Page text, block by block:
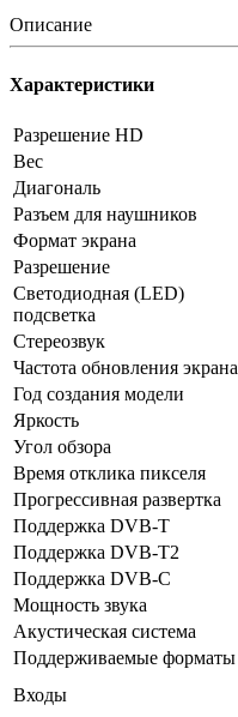
Описание
Характеристики
Разрешение HD
Вес
Диагональ
Разъем для наушников
Формат экрана
Разрешение
Светодиодная (LED)
подсветка
Стереозвук
Частота обновления экрана
Год создания модели
Яркость
Угол обзора
Время отклика пикселя
Прогрессивная развертка
Поддержка DVB-T
Поддержка DVB-T2
Поддержка DVB-C
Мощность звука
Акустическая система
Поддерживаемые форматы
Входы